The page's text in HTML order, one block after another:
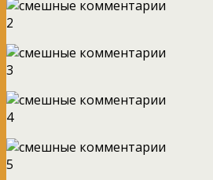
2
3
4
5